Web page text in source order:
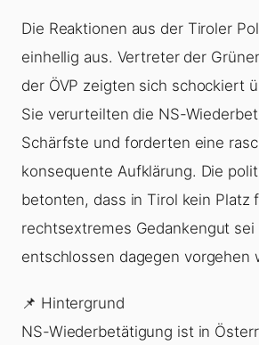
Die Reaktionen aus der Tiroler
einhellig aus. Vertreter der
der ÖVP zeigten sich schockiert
Sie verurteilten die NS-
Schärfste und forderten eine
konsequente Aufklärung. Die
betonten, dass in Tirol kein Platz
rechtsextremes Gedankengut sei
entschlossen dagegen vorgehen
📌 Hintergrund
NS-Wiederbetätigung ist in